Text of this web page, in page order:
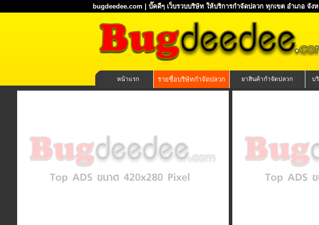
bugdeedee.com | บั๊คดีๆ เว็บรวบบริษัท ให้บริการกำจัดปลวก ทุกเขต อำเภอ จัง
หน้าแรก รายชื่อบริษัทกำจัดปลวก ยาสินค้ากำจัดปลวก บ